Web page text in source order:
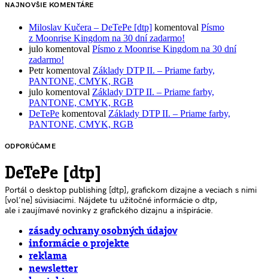
NAJNOVŠIE KOMENTÁRE
Miloslav Kučera – DeTePe [dtp] komentoval Písmo
z Moonrise Kingdom na 30 dní zadarmo!
julo komentoval Písmo z Moonrise Kingdom na 30 dní
zadarmo!
Petrkomentoval Základy DTP II. – Priame farby,
PANTONE, CMYK, RGB
julo komentoval Základy DTP II. – Priame farby,
PANTONE, CMYK, RGB
DeTePe komentoval Základy DTP II. – Priame farby,
PANTONE, CMYK, RGB
ODPORÚČAME
DeTePe [dtp]
Portál o desktop publishing [dtp], grafickom dizajne a veciach s nimi
[voľne] súvisiacimi. Nájdete tu užitočné informácie o dtp,
ale i zaujímavé novinky z grafického dizajnu a inšpirácie.
zásady ochrany osobných údajov
informácie o projekte
reklama
newsletter